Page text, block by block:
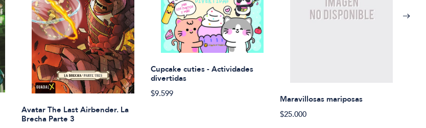
Avatar The Last Airbender. La
Brecha Parte 3
Cupcake cuties - Actividades
divertidas
$9.599
Maravillosas mariposas
$25.000